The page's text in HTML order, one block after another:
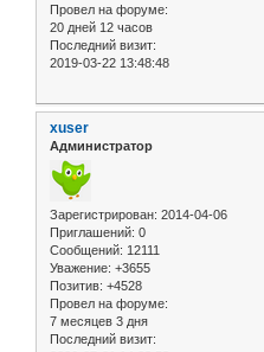
Провел на форуме:
20 дней 12 часов
Последний визит:
2019-03-22 13:48:48
xuser
Администратор
Зарегистрирован: 2014-04-06
Приглашений: 0
Сообщений: 12111
Уважение: +3655
Позитив: +4528
Провел на форуме:
7 месяцев 3 дня
Последний визит: